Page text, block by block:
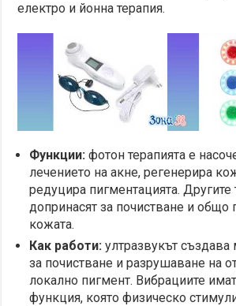
електро и йонна терапия.
Функции: фотон терапията е
лечението на акне, регенерира
редуцира пигментацията. Другите
допринасят за почистване и общо
кожата.
Как работи: ултразвукът
за почистване и разрушаване на
локално пигмент. Вибрациите
функция, която физическо